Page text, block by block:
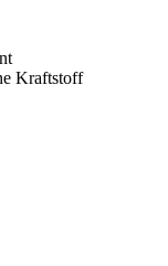
Kraftstoff